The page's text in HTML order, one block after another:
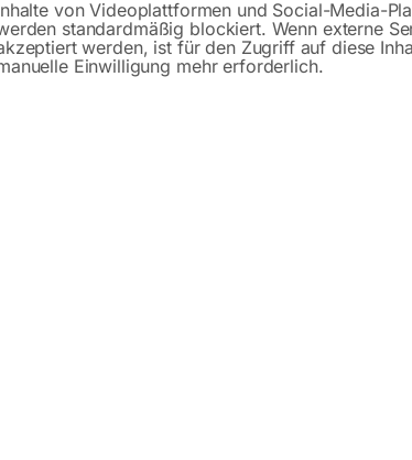
MSM MAXI 11 D – 270/10bar –
Druckluftzentralen für Verteilernetze in
aller Modelle gehören: elektronische
niedriger Geräuschpegel,
und Kältetrockner
MDX ist für Anwendungen, die eine
und Sicherheit
von Videoplattformen und Social-Media-
standardmäßig blockiert. Wenn externe
werden, ist für den Zugriff auf diese
Einwilligung mehr erforderlich.